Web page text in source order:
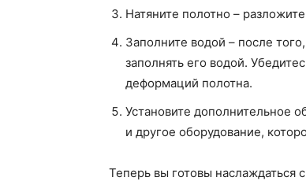
Натяните полотно –
Заполните водой – после
заполнять его водой.
деформаций полотна.
Установите дополнительное
и другое оборудование,
Теперь вы готовы наслаждаться